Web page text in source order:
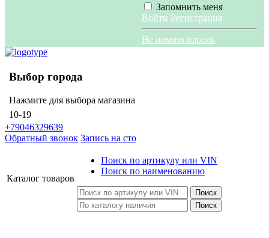
Запомнить меня
Войти Регистрация
Не помню пароль
Выбор города
Нажмите для выбора магазина
10-19
+79046329639
Обратный звонок Запись на сто
Каталог товаров
Поиск по артикулу или VIN
Поиск по наименованию
Поиск
Поиск